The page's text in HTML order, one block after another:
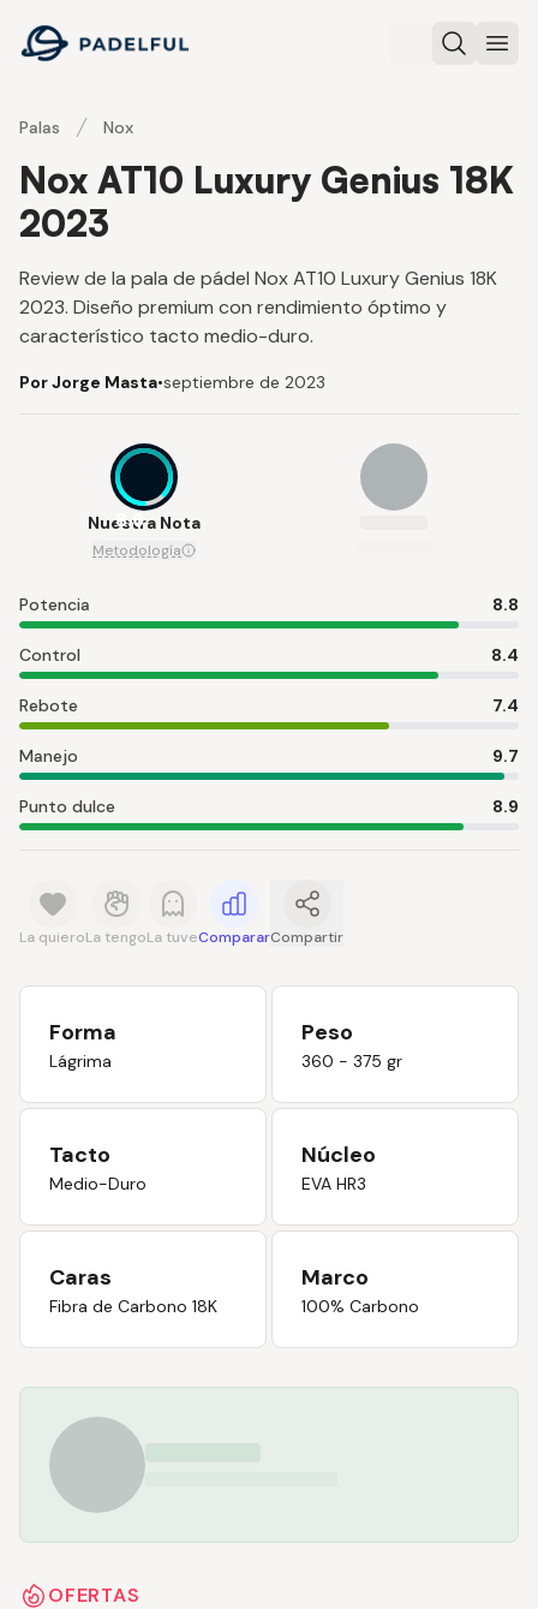
Padelful
Buscar
Palas Nox
Nox AT10 Luxury Genius 18K
2023
Review de la pala de pádel Nox AT10 Luxury Genius 18K
2023. Diseño premium con rendimiento óptimo y
característico tacto medio-duro.
Por Jorge Masta•septiembre de 2023
8.6
Nuestra Nota
Metodología
Potencia 8.8
Control 8.4
Rebote 7.4
Manejo 9.7
Punto dulce 8.9
La quieroLa tengoLa tuveCompararCompartir
Forma
Lágrima
Peso
360 - 375 gr
Tacto
Medio-Duro
Núcleo
EVA HR3
Caras
Fibra de Carbono 18K
Marco
100% Carbono
OFERTAS